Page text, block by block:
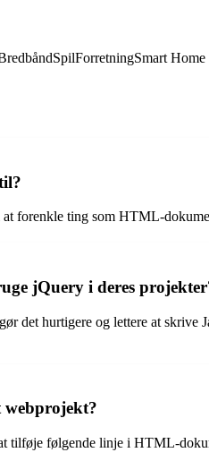
SpilForretningSmart Home
forenkle ting som HTML-
jQuery i deres
det hurtigere og lettere at
tilføje følgende linje i HTML-